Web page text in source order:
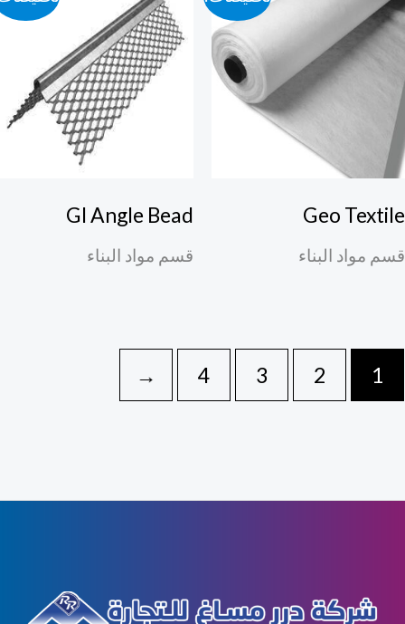
Geo
مواد البناء
GI Angle Bead
قسم مواد البناء
2
3
4
←